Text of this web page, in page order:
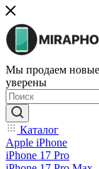
Мы продаем
уверены
Каталог
Apple iPhone
iPhone 17 Pro